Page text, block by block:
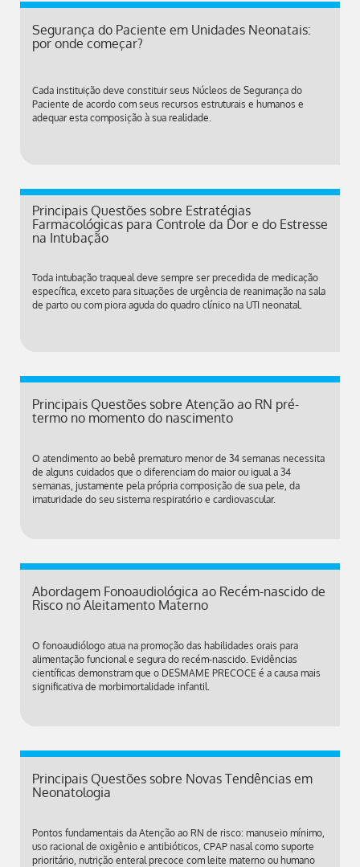
Segurança do Paciente em Unidades Neonatais:
por onde começar?
Cada instituição deve constituir seus Núcleos de Segurança do
Paciente de acordo com seus recursos estruturais e humanos e
adequar esta composição à sua realidade.
Principais Questões sobre Estratégias
Farmacológicas para Controle da Dor e do Estresse
na Intubação
Toda intubação traqueal deve sempre ser precedida de medicação
específica, exceto para situações de urgência de reanimação na sala
de parto ou com piora aguda do quadro clínico na UTI neonatal.
Principais Questões sobre Atenção ao RN pré-
termo no momento do nascimento
O atendimento ao bebê prematuro menor de 34 semanas necessita
de alguns cuidados que o diferenciam do maior ou igual a 34
semanas, justamente pela própria composição de sua pele, da
imaturidade do seu sistema respiratório e cardiovascular.
Abordagem Fonoaudiológica ao Recém-nascido de
Risco no Aleitamento Materno
O fonoaudiólogo atua na promoção das habilidades orais para
alimentação funcional e segura do recém-nascido. Evidências
científicas demonstram que o DESMAME PRECOCE é a causa mais
significativa de morbimortalidade infantil.
Principais Questões sobre Novas Tendências em
Neonatologia
Pontos fundamentais da Atenção ao RN de risco: manuseio mínimo,
uso racional de oxigênio e antibióticos, CPAP nasal como suporte
prioritário, nutrição enteral precoce com leite materno ou humano